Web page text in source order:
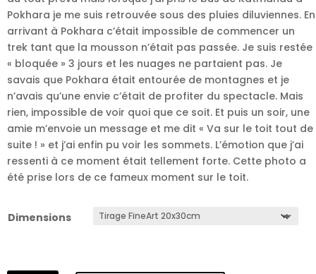
Pokhara je me suis retrouvée sous des pluies diluviennes. En
arrivant à Pokhara c’était impossible de commencer un
trek tant que la mousson n’était pas passée. Je suis restée
« bloquée » 3 jours et les nuages ne partaient pas. Je
savais que Pokhara était entourée de montagnes et je
n’avais qu’une envie c’était de profiter du spectacle. Mais
rien, impossible de voir quoi que ce soit. Et puis un soir, une
amie m’envoie un message et me dit « Va sur le toit tout de
suite ! » et j’ai enfin pu voir les sommets. L’émotion que j’ai
ressenti à ce moment était tellement forte. Cette photo a
été prise lors de ce fameux moment sur le toit.
Dimensions